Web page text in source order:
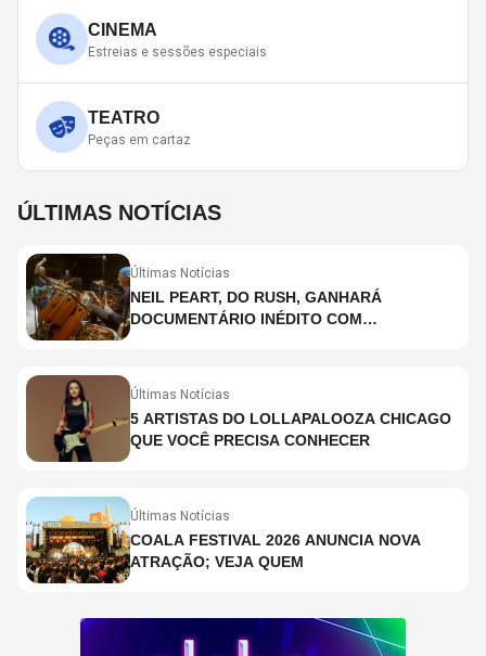
CINEMA
Estreias e sessões especiais
TEATRO
Peças em cartaz
ÚLTIMAS NOTÍCIAS
Últimas Notícias
NEIL PEART, DO RUSH, GANHARÁ
DOCUMENTÁRIO INÉDITO COM
Últimas Notícias
5 ARTISTAS DO LOLLAPALOOZA CHICAGO
QUE VOCÊ PRECISA CONHECER
Últimas Notícias
COALA FESTIVAL 2026 ANUNCIA NOVA
ATRAÇÃO; VEJA QUEM